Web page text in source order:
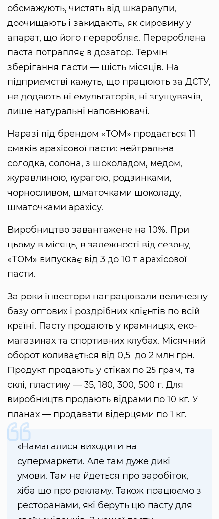
обсмажують, чистять від шкаралупи,
доочищають і закидають, як сировину у
апарат, що його переробляє. Перероблена
паста потрапляє в дозатор. Термін
зберігання пасти — шість місяців. На
підприємстві кажуть, що працюють за ДСТУ,
не додають ні емульгаторів, ні згущувачів,
лише натуральні наповнювачі.
Наразі під брендом «ТОМ» продається 11
смаків арахісової пасти: нейтральна,
солодка, солона, з шоколадом, медом,
журавлиною, курагою, родзинками,
чорносливом, шматочками шоколаду,
шматочками арахісу.
Виробництво завантажене на 10%. При
цьому в місяць, в залежності від сезону,
«ТОМ» випускає від 3 до 10 т арахісової
пасти.
За роки інвестори напрацювали величезну
базу оптових і роздрібних клієнтів по всій
країні. Пасту продають у крамницях, еко-
магазинах та спортивних клубах. Місячний
оборот коливається від 0,5 до 2 млн грн.
Продукт продають у стіках по 25 грам, та
склі, пластику — 35, 180, 300, 500 г. Для
виробництв продають відрами по 10 кг. У
планах — продавати відерцями по 1 кг.
«Намагалися виходити на
супермаркети. Але там дуже дикі
умови. Там не йдеться про заробіток,
хіба що про рекламу. Також працюємо з
ресторанами, які беруть цю пасту для